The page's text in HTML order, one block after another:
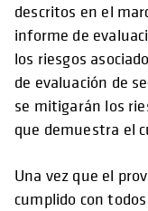
descritos en el
informe de
los riesgos
de evaluación de
se mitigarán los
que demuestra el
Una vez que el
cumplido con